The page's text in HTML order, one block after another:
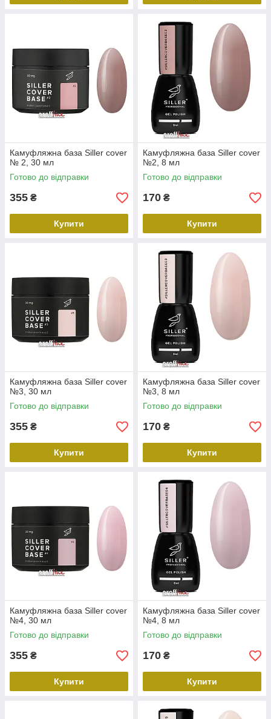
Камуфляжна база Siller cover
№ 2, 30 мл
Готово до відправки
355 ₴
Купити
Камуфляжна база Siller cover
№2, 8 мл
Готово до відправки
170 ₴
Купити
Камуфляжна база Siller cover
№3, 30 мл
Готово до відправки
355 ₴
Купити
Камуфляжна база Siller cover
№3, 8 мл
Готово до відправки
170 ₴
Купити
Камуфляжна база Siller cover
№4, 30 мл
Готово до відправки
355 ₴
Купити
Камуфляжна база Siller cover
№4, 8 мл
Готово до відправки
170 ₴
Купити